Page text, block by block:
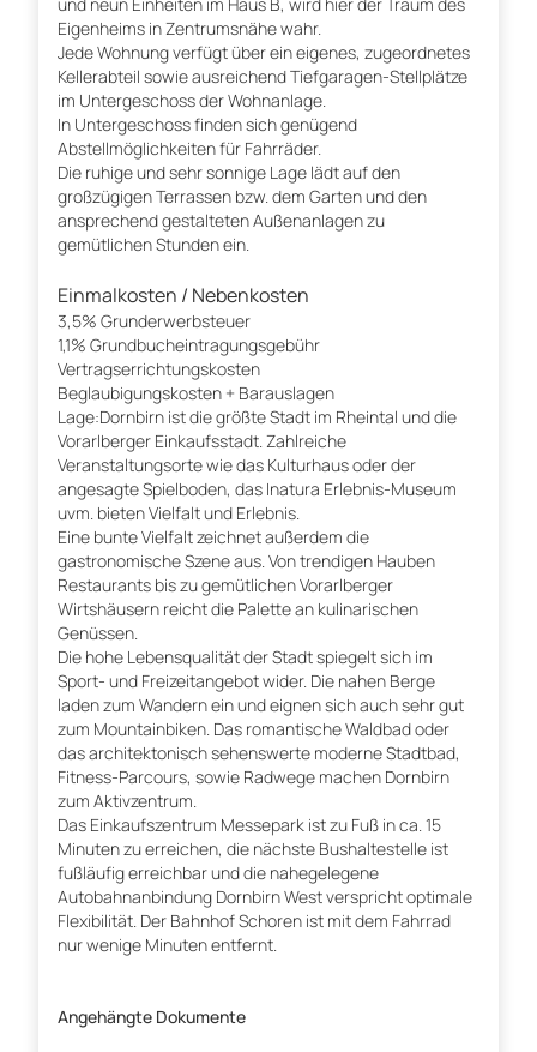
und neun Einheiten im Haus B, wird hier der Traum des
Eigenheims in Zentrumsnähe wahr.
Jede Wohnung verfügt über ein eigenes, zugeordnetes
Kellerabteil sowie ausreichend Tiefgaragen-Stellplätze
im Untergeschoss der Wohnanlage.
In Untergeschoss finden sich genügend
Abstellmöglichkeiten für Fahrräder.
Die ruhige und sehr sonnige Lage lädt auf den
großzügigen Terrassen bzw. dem Garten und den
ansprechend gestalteten Außenanlagen zu
gemütlichen Stunden ein.
Einmalkosten / Nebenkosten
3,5% Grunderwerbsteuer
1,1% Grundbucheintragungsgebühr
Vertragserrichtungskosten
Beglaubigungskosten + Barauslagen
Lage:Dornbirn ist die größte Stadt im Rheintal und die
Vorarlberger Einkaufsstadt. Zahlreiche
Veranstaltungsorte wie das Kulturhaus oder der
angesagte Spielboden, das Inatura Erlebnis-Museum
uvm. bieten Vielfalt und Erlebnis.
Eine bunte Vielfalt zeichnet außerdem die
gastronomische Szene aus. Von trendigen Hauben
Restaurants bis zu gemütlichen Vorarlberger
Wirtshäusern reicht die Palette an kulinarischen
Genüssen.
Die hohe Lebensqualität der Stadt spiegelt sich im
Sport- und Freizeitangebot wider. Die nahen Berge
laden zum Wandern ein und eignen sich auch sehr gut
zum Mountainbiken. Das romantische Waldbad oder
das architektonisch sehenswerte moderne Stadtbad,
Fitness-Parcours, sowie Radwege machen Dornbirn
zum Aktivzentrum.
Das Einkaufszentrum Messepark ist zu Fuß in ca. 15
Minuten zu erreichen, die nächste Bushaltestelle ist
fußläufig erreichbar und die nahegelegene
Autobahnanbindung Dornbirn West verspricht optimale
Flexibilität. Der Bahnhof Schoren ist mit dem Fahrrad
nur wenige Minuten entfernt.
Angehängte Dokumente